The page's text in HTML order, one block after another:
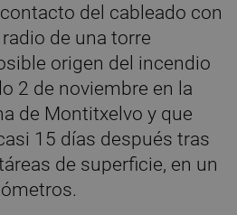
contacto del cableado con
de una torre
origen del incendio
2 de noviembre en la
de Montitxelvo y que
15 días después tras
de superficie, en un